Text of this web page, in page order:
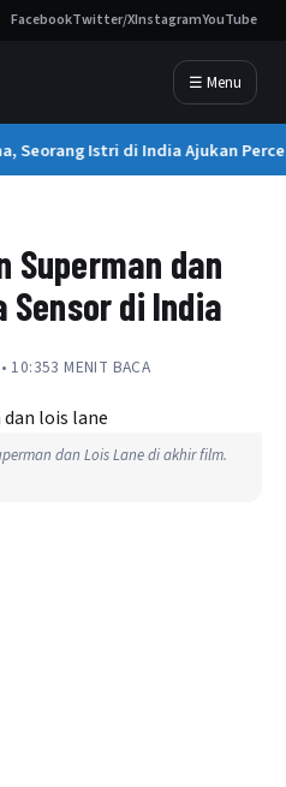
FacebookTwitter/XInstagramYouTube
☰ Menu
Seorang Istri di India Ajukan
Superman dan
Sensor di India
10:353 MENIT BACA
dan Lois Lane di akhir film.